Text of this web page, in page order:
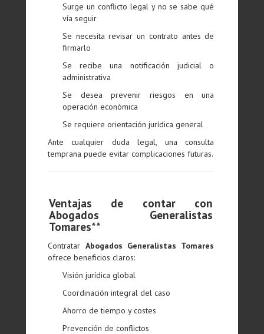
Surge un conflicto legal y no se sabe qué
vía seguir
Se necesita revisar un contrato antes de
firmarlo
Se recibe una notificación judicial o
administrativa
Se desea prevenir riesgos en una
operación económica
Se requiere orientación jurídica general
Ante cualquier duda legal, una consulta
temprana puede evitar complicaciones futuras.
Ventajas de contar con
Abogados Generalistas
Tomares**
Contratar Abogados Generalistas Tomares
ofrece beneficios claros:
Visión jurídica global
Coordinación integral del caso
Ahorro de tiempo y costes
Prevención de conflictos